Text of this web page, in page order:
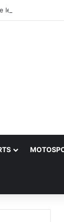
le titre